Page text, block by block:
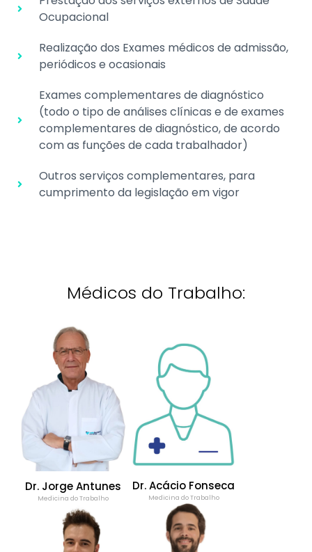
Ocupacional
Realização dos Exames médicos de admissão,
periódicos e ocasionais
Exames complementares de diagnóstico
(todo o tipo de análises clínicas e de exames
complementares de diagnóstico, de acordo
com as funções de cada trabalhador)
Outros serviços complementares, para
cumprimento da legislação em vigor
Médicos do Trabalho:
Dr. Jorge Antunes
Medicina do Trabalho
Dr. Acácio Fonseca
Medicina do Trabalho